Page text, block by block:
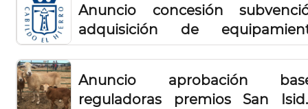
Anuncio concesión
adquisición de
embarcaciones de
Anuncio aprobación
reguladoras premios San